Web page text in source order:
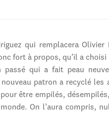
qui remplacera Olivier
fort à propos, qu’il a choisi
passé qui a fait peau
patron a recyclé les
être empilés,
On l’aura compris,